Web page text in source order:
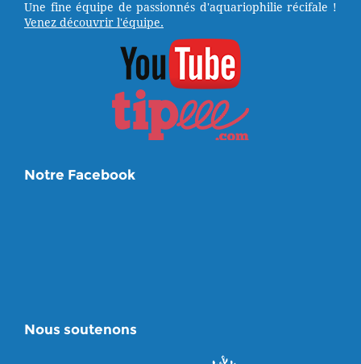
Une fine équipe de passionnés d'aquariophilie récifale !
Venez découvrir l'équipe.
Notre Facebook
Nous soutenons